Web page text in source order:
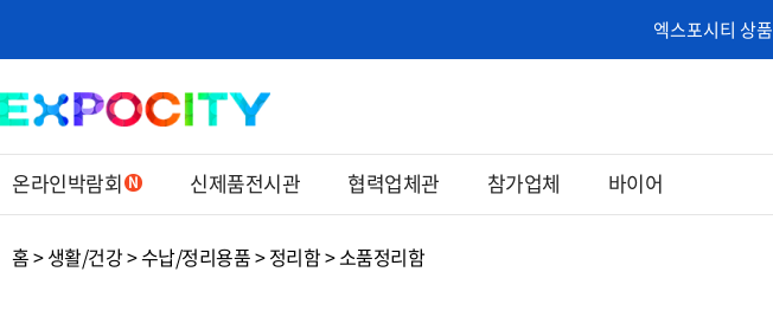
엑스포시티 상
온라인박람회 신제품전시관 협력업체관 참가업체 바이어
홈 > 생활/건강 > 수납/정리용품 > 정리함 > 소품정리함